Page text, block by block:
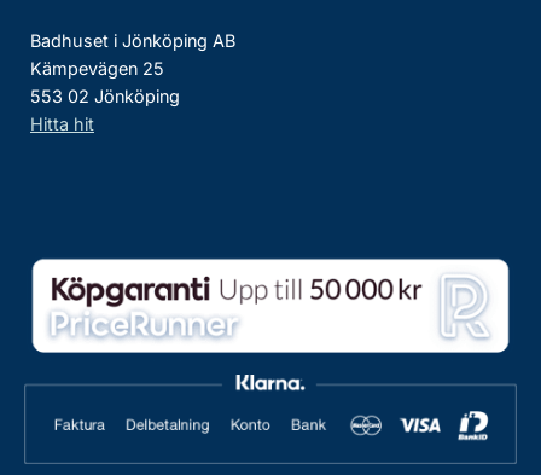
Badhuset i Jönköping AB
Kämpevägen 25
553 02 Jönköping
Hitta hit